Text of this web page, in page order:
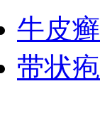
牛皮癣
带状